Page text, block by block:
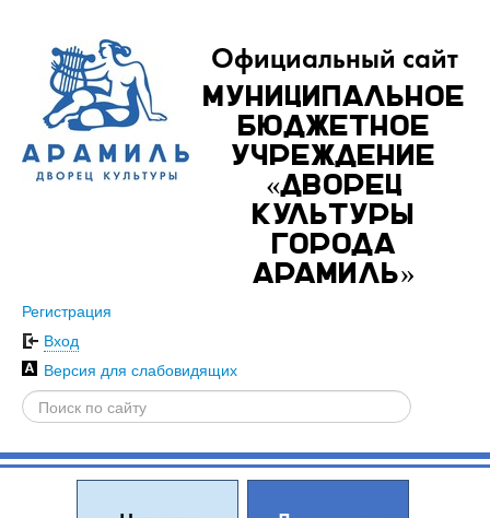
Официальный сайт
Муниципальное
бюджетное
учреждение
«Дворец
культуры
города
Арамиль»
Регистрация
Вход
Версия для слабовидящих